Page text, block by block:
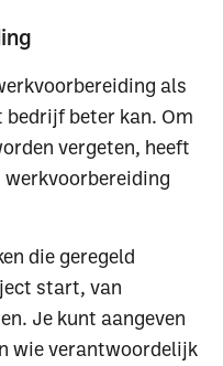
als
bedrijf beter kan. Om
vergeten, heeft
werkvoorbereiding
die geregeld
start, van
Je kunt aangeven
wie verantwoordelijk